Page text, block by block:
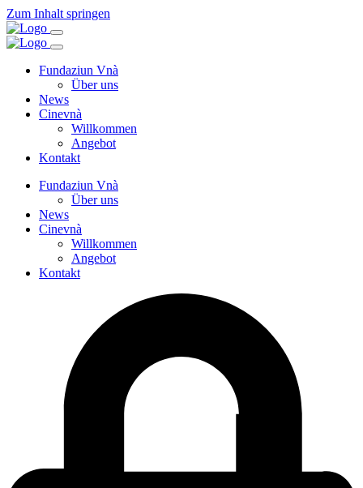
Zum Inhalt springen
Fundaziun Vnà
Über uns
News
Cinevnà
Willkommen
Angebot
Kontakt
Fundaziun Vnà
Über uns
News
Cinevnà
Willkommen
Angebot
Kontakt